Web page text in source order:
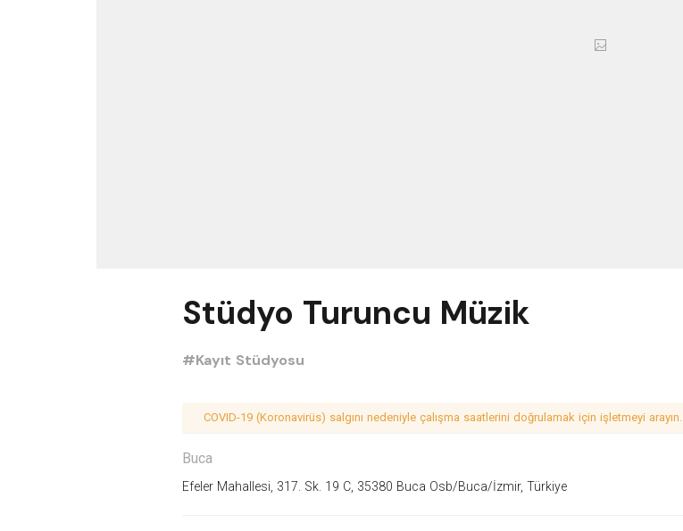
Stüdyo Turuncu Müzik
#Kayıt Stüdyosu
COVID-19 (Koronavirüs) salgını nedeniyle çalışma saatlerini doğrulamak için işletmeyi arayın.
Buca
Efeler Mahallesi, 317. Sk. 19 C, 35380 Buca Osb/Buca/İzmir, Türkiye